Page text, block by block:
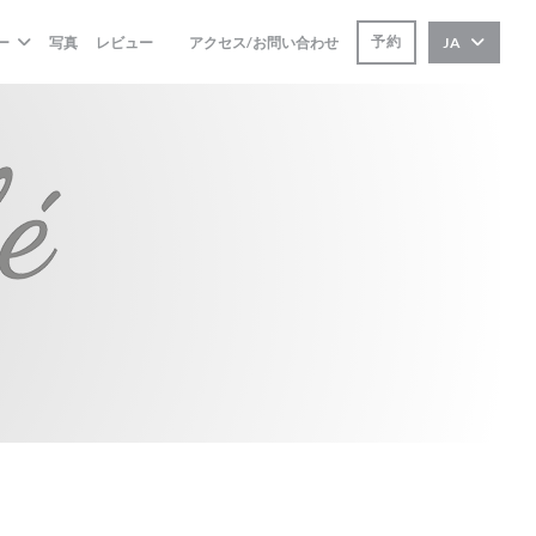
写真 レビュー
((新しいウィンドウで開きます))
アクセス/お問い合わせ 予約 JA